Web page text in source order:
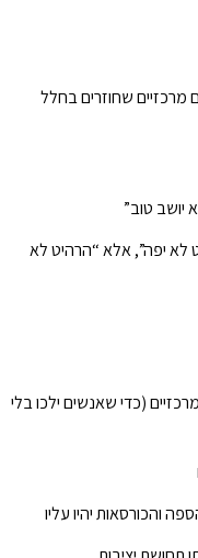
הרבה סוגי חומרים. 2–3 חומרים מרכזיים שחוזרים בחלל
לא יפה”, אלא “הרהיט לא
ס”מ באזורים מרכזיים (כדי שאנשים ילכו בלי
והכורסאות יהיו עליו